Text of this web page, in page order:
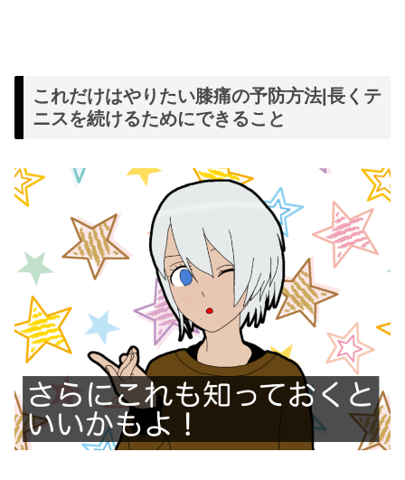
これだけはやりたい膝痛の予防方法|長くテ
ニスを続けるためにできること